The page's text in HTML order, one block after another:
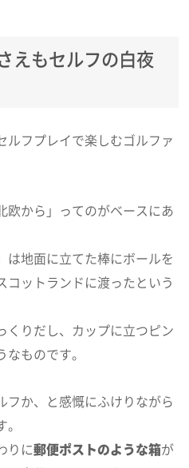
えもセルフの白夜
ルフプレイで楽しむゴルファ
欧から」ってのがベースにあ
は地面に立てた棒にボールを
コットランドに渡ったという
くりだし、カップに立つピン
ものです。
フか、と感慨にふけりながら
りに郵便ポストのような箱が